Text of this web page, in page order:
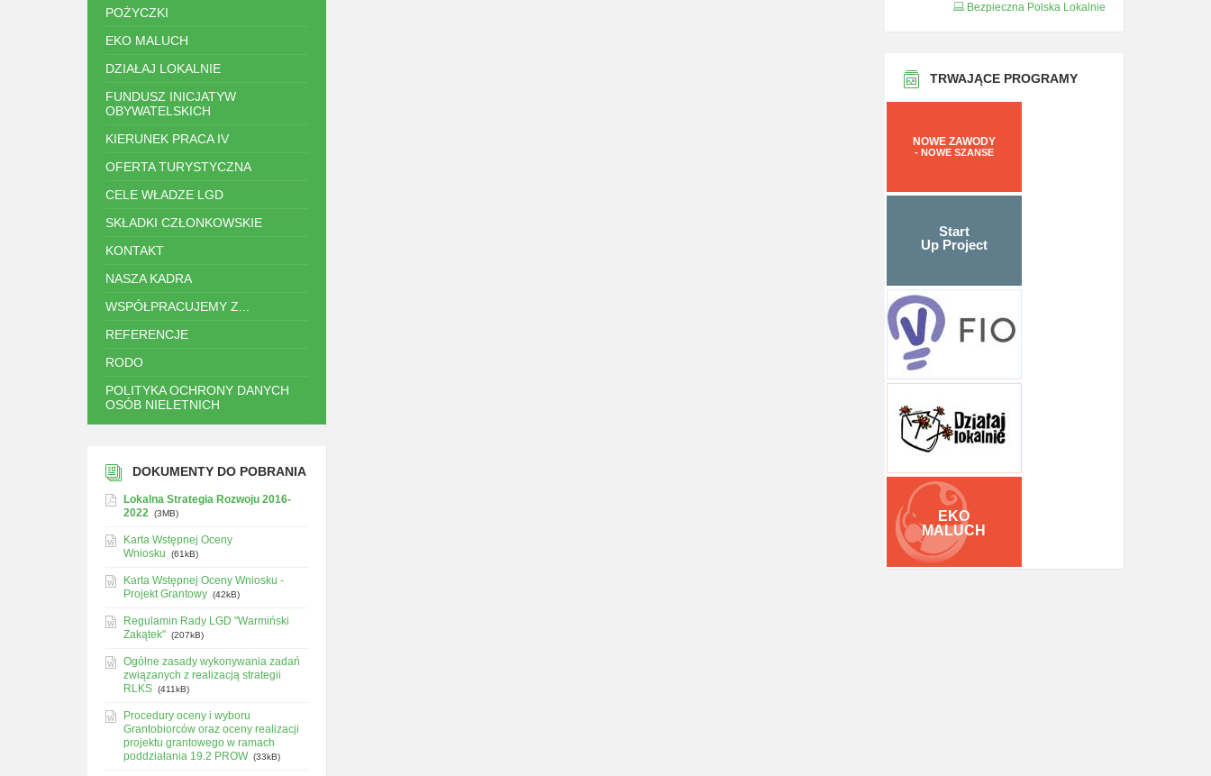
POŻYCZKI
EKO MALUCH
DZIAŁAJ LOKALNIE
FUNDUSZ INICJATYW
OBYWATELSKICH
KIERUNEK PRACA IV
OFERTA TURYSTYCZNA
CELE WŁADZE LGD
SKŁADKI CZŁONKOWSKIE
KONTAKT
NASZA KADRA
WSPÓŁPRACUJEMY Z...
REFERENCJE
RODO
POLITYKA OCHRONY DANYCH
OSÓB NIELETNICH
DOKUMENTY DO POBRANIA
Lokalna Strategia Rozwoju 2016-
2022 (3MB)
Karta Wstępnej Oceny
Wniosku
(61kB)
Karta Wstępnej Oceny Wniosku -
Projekt Grantowy (42kB)
Regulamin Rady LGD "Warmiński
Zakątek" (207kB)
Ogólne zasady wykonywania zadań
związanych z realizacją strategii
RLKS (411kB)
Procedury oceny i wyboru
Grantobiorców oraz oceny realizacji
projektu grantowego w ramach
poddziałania 19.2 PROW (33kB)
Bezpieczna Polska Lokalnie
TRWAJĄCE PROGRAMY
NOWE ZAWODY
- NOWE SZANSE
Start
Up Project
EKO
MALUCH